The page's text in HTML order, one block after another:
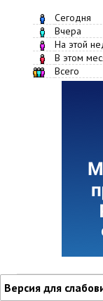
Сегодня
Вчера
На этой
В этом
Всего
Версия для